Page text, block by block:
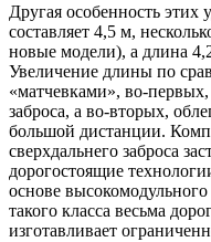
Другая особенность
составляет 4,5 м,
новые модели), а длина
Увеличение длины по
«матчевками», во-первых,
заброса, а во-вторых,
большой дистанции.
сверхдальнего заброса
дорогостоящие
основе
такого класса весьма
изготавливает